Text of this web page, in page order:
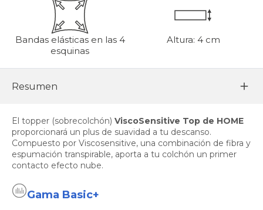
Bandas elásticas en las 4
esquinas
Altura: 4 cm
Resumen
El topper (sobrecolchón) ViscoSensitive Top de HOME
proporcionará un plus de suavidad a tu descanso.
Compuesto por Viscosensitive, una combinación de fibra y
espumación transpirable, aporta a tu colchón un primer
contacto efecto nube.
Gama Basic+